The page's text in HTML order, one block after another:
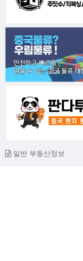
일반 부동산정보